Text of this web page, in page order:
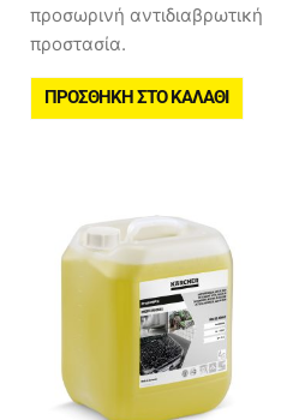
προσωρινή αντιδιαβρωτική
προστασία.
ΠΡΟΣΘΉΚΗ ΣΤΟ ΚΑΛΆΘΙ